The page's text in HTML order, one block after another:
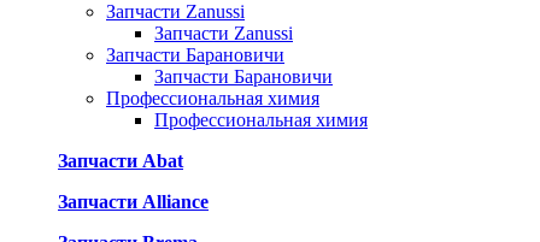
Запчасти Zanussi
Запчасти Zanussi
Запчасти Барановичи
Запчасти Барановичи
Профессиональная химия
Профессиональная химия
Запчасти Abat
Запчасти Alliance